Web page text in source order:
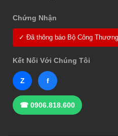
Chứng Nhận
✓ Đã thông báo Bộ Công Thương
Kết Nối Với Chúng Tôi
Z f
☎ 0906.818.600